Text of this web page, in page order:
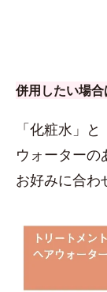
併用したい場合
「化粧水」
ウォーターの
お好みに合